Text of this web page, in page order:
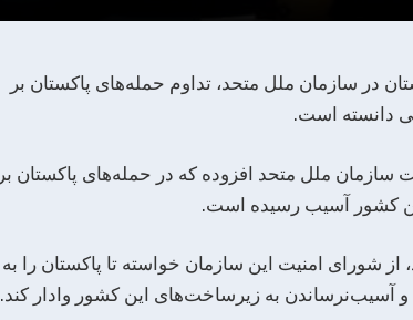
در سازمان ملل متحد، تداوم حمله‌های پاکستان بر
دانسته است.
ملل متحد افزوده که در حمله‌های پاکستان بر
کشور آسیب رسیده است.
شورای امنیت این سازمان خواسته تا پاکستان را به
آسیب‌نرساندن به زیرساخت‌های این کشور وادار کند.